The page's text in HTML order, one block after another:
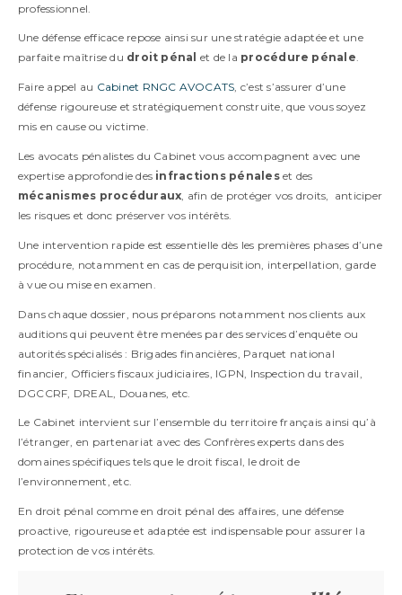
professionnel.
Une défense efficace repose ainsi sur une stratégie adaptée et une
parfaite maîtrise du droit pénal et de la procédure pénale.
Faire appel au Cabinet RNGC AVOCATS, c’est s’assurer d’une
défense rigoureuse et stratégiquement construite, que vous soyez
mis en cause ou victime.
Les avocats pénalistes du Cabinet vous accompagnent avec une
expertise approfondie des infractions pénaleset des
mécanismes procéduraux , afin de protéger vos droits, anticiper
les risques et donc préserver vos intérêts.
Une intervention rapide est essentielle dès les premières phases d’une
procédure, notamment en cas de perquisition, interpellation, garde
à vue ou mise en examen.
Dans chaque dossier, nous préparons notamment nos clients aux
auditions qui peuvent être menées par des services d’enquête ou
autorités spécialisés : Brigades financières, Parquet national
financier, Officiers fiscaux judiciaires, IGPN, Inspection du travail,
DGCCRF, DREAL, Douanes, etc.
Le Cabinet intervient sur l’ensemble du territoire français ainsi qu’à
l’étranger, en partenariat avec des Confrères experts dans des
domaines spécifiques tels que le droit fiscal, le droit de
l’environnement, etc.
En droit pénal comme en droit pénal des affaires, une défense
proactive, rigoureuse et adaptée est indispensable pour assurer la
protection de vos intérêts.